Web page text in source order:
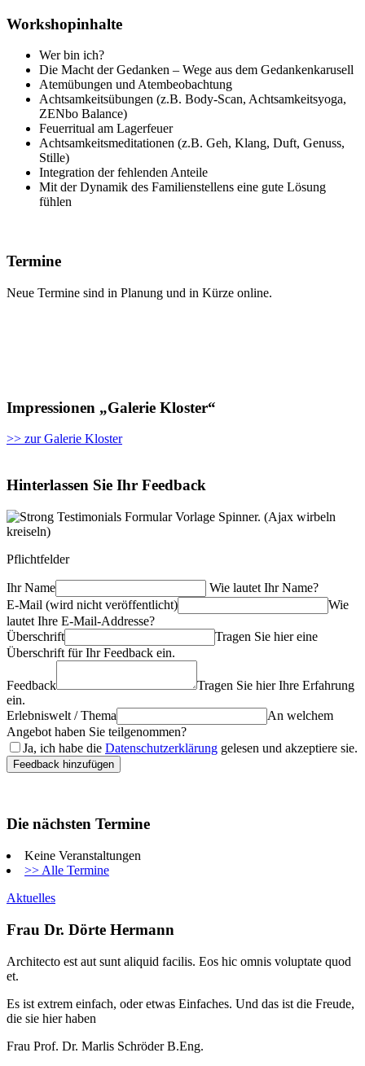
Workshopinhalte
Wer bin ich?
Die Macht der Gedanken – Wege aus dem Gedankenkarusell
Atemübungen und Atembeobachtung
Achtsamkeitsübungen (z.B. Body-Scan, Achtsamkeitsyoga,
ZENbo Balance)
Feuerritual am Lagerfeuer
Achtsamkeitsmeditationen (z.B. Geh, Klang, Duft, Genuss,
Stille)
Integration der fehlenden Anteile
Mit der Dynamik des Familienstellens eine gute Lösung
fühlen
Termine
Neue Termine sind in Planung und in Kürze online.
Impressionen „Galerie Kloster“
>> zur Galerie Kloster
Hinterlassen Sie Ihr Feedback
Pflichtfelder
Ihr Name
Wie lautet Ihr Name?
E-Mail (wird nicht veröffentlicht)
Wie
lautet Ihre E-Mail-Addresse?
Überschrift
Tragen Sie hier eine
Überschrift für Ihr Feedback ein.
Feedback
Tragen Sie hier Ihre Erfahrung
ein.
Erlebniswelt / Thema
An welchem
Angebot haben Sie teilgenommen?
Ja, ich habe die Datenschutzerklärung gelesen und akzeptiere sie.
Die nächsten Termine
Keine Veranstaltungen
>> Alle Termine
Aktuelles
Frau Dr. Dörte Hermann
Architecto est aut sunt aliquid facilis. Eos hic omnis voluptate quod
et.
Es ist extrem einfach, oder etwas Einfaches. Und das ist die Freude,
die sie hier haben
Frau Prof. Dr. Marlis Schröder B.Eng.